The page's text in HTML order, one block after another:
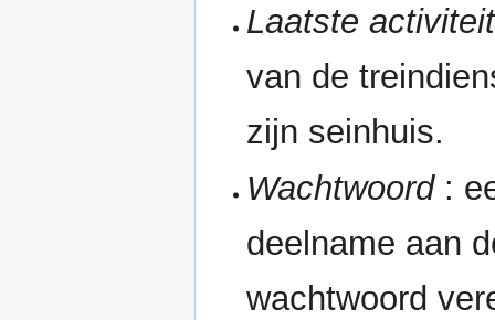
Laatste activiteit
van de
zijn seinhuis.
Wachtwoord:
deelname aan
wachtwoord